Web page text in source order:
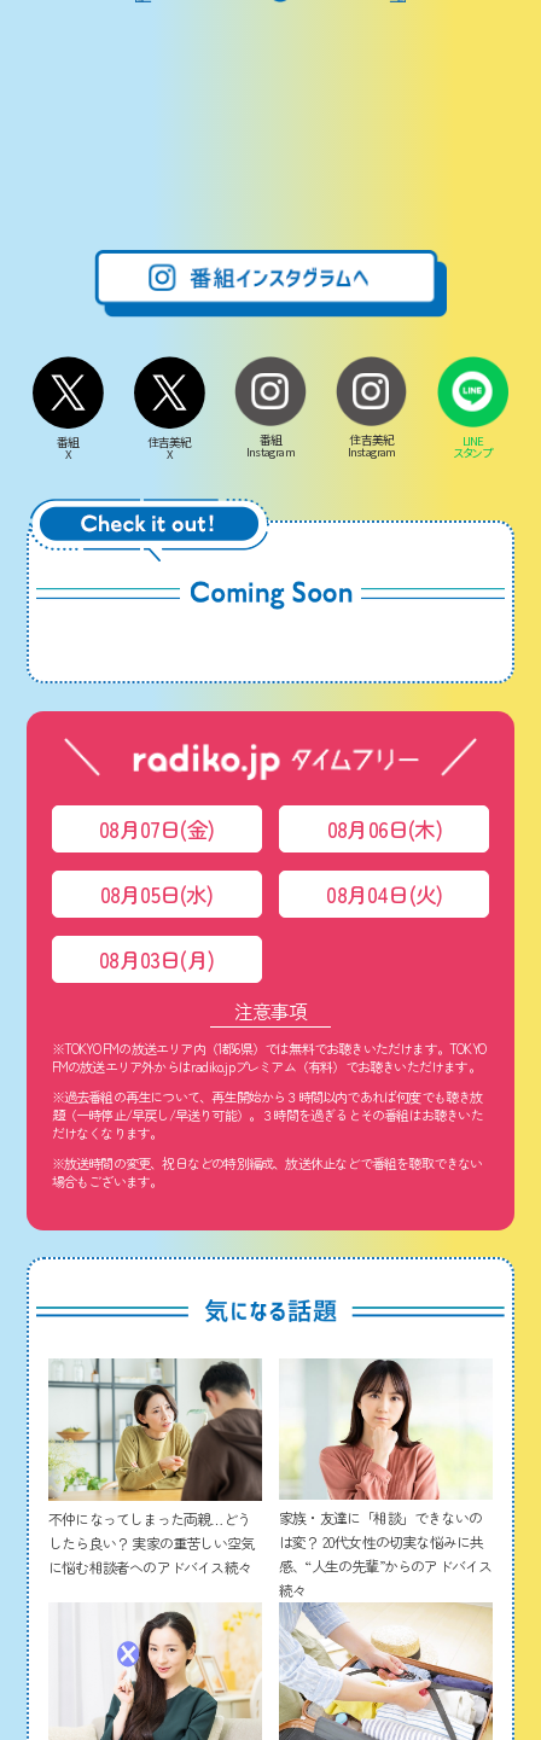
番組
X
住吉美紀
X
番組
Instagram
住吉美紀
Instagram
LINE
スタンプ
08月07日(金) 08月06日(木)
08月05日(水) 08月04日(火)
08月03日(月)
注意事項
※TOKYO FMの放送エリア内（1都6県）では無料でお聴きいただけます。TOKYO
FMの放送エリア外からはradiko.jpプレミアム（有料）でお聴きいただけます。
※過去番組の再生について、再生開始から３時間以内であれば何度でも聴き放
題（一時停止/早戻し/早送り可能）。３時間を過ぎるとその番組はお聴きいた
だけなくなります。
※放送時間の変更、祝日などの特別編成、放送休止などで番組を聴取できない
場合もございます。
不仲になってしまった両親…どう
したら良い？ 実家の重苦しい空気
に悩む相談者へのアドバイス続々
家族・友達に「相談」できないの
は変？ 20代女性の切実な悩みに共
感、“人生の先輩”からのアドバイス
続々